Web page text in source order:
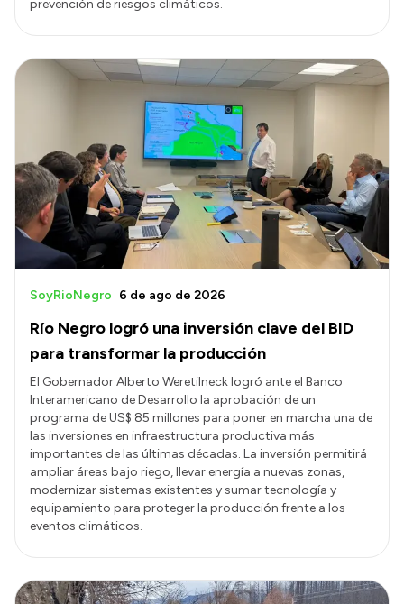
prevención de riesgos climáticos.
Río Negro logró una inversión clave del BID
para transformar la producción
SoyRioNegro 6 de ago de 2026
El Gobernador Alberto Weretilneck logró ante el Banco
Interamericano de Desarrollo la aprobación de un
programa de US$ 85 millones para poner en marcha una de
las inversiones en infraestructura productiva más
importantes de las últimas décadas. La inversión permitirá
ampliar áreas bajo riego, llevar energía a nuevas zonas,
modernizar sistemas existentes y sumar tecnología y
equipamiento para proteger la producción frente a los
eventos climáticos.